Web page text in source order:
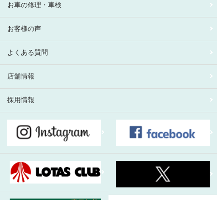
お車の修理・車検
お客様の声
よくある質問
店舗情報
採用情報